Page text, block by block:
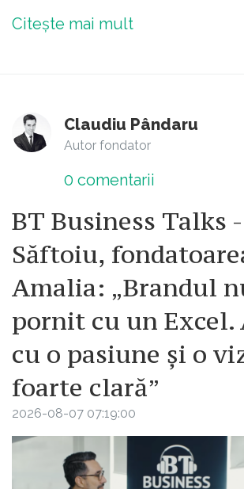
Citește mai mult
Claudiu Pândaru
Autor fondator
0 comentarii
BT Business Talks
Săftoiu,
Amalia: „Brandul
pornit cu un
cu o pasiune și o
foarte clară”
2026-08-07 07:19:00